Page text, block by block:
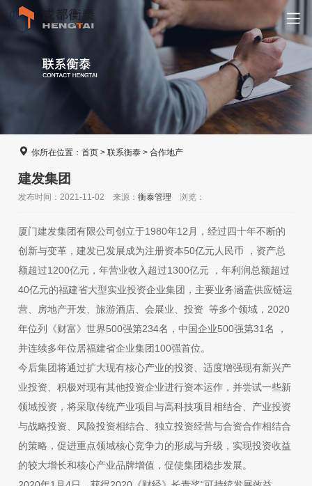
你所在位置：首页 >联系衡泰 >合作地产
建发集团
发布时间：2021-11-02 来源：衡泰管理 浏览：
厦门建发集团有限公司创立于1980年12月，经过四十年不断的
创新与变革，建发已发展成为注册资本50亿元人民币 ，资产总
额超过1200亿元，年营业收入超过1300亿元 ，年利润总额超过
40亿元的福建省大型实业投资企业集团，主要业务涵盖供应链运
营、房地产开发、旅游酒店、会展业、投资 等多个领域，2020
年位列《财富》世界500强第234名，中国企业500强第31名 ，
并连续多年位居福建省企业集团100强首位。
今后集团将通过扩大现有核心产业的投资、适度增强现有新兴产
业投资、积极对现有其他投资企业进行资本运作，并尝试一些新
领域投资，将采取传统产业项目与高科技项目相结合、产业投资
与战略投资、风险投资相结合、独立投资经营与合资合作相结合
的策略，促进重点领域核心竞争力的形成与升级，实现投资收益
的较大增长和核心产业品牌增值，促使集团稳步发展。